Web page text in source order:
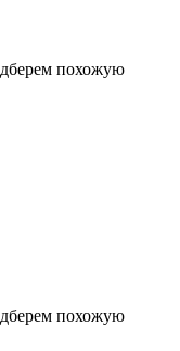
похожую
похожую